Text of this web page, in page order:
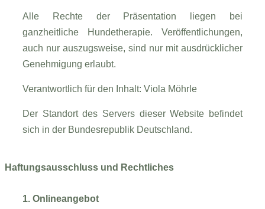
Alle Rechte der Präsentation liegen bei
ganzheitliche Hundetherapie. Veröffentlichungen,
auch nur auszugsweise, sind nur mit ausdrücklicher
Genehmigung erlaubt.
Verantwortlich für den Inhalt: Viola Möhrle
Der Standort des Servers dieser Website befindet
sich in der Bundesrepublik Deutschland.
Haftungsausschluss und Rechtliches
1. Onlineangebot